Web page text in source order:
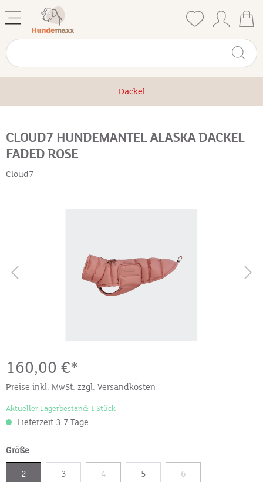
Dackel
CLOUD7 HUNDEMANTEL ALASKA DACKEL
FADED ROSE
Cloud7
160,00 €*
Preise inkl. MwSt. zzgl. Versandkosten
Aktueller Lagerbestand: 1 Stück
Lieferzeit 3-7 Tage
Größe
2 3 4 5 6